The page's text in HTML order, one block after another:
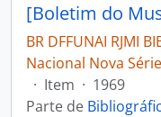
BR DFFUNAI RJMI
Nacional Nova
· Item · 1969
Parte de